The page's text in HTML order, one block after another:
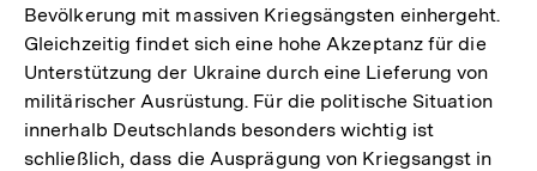
Bevölkerung mit massiven Kriegsängsten einhergeht.
Gleichzeitig findet sich eine hohe Akzeptanz für die
Unterstützung der Ukraine durch eine Lieferung von
militärischer Ausrüstung. Für die politische Situation
innerhalb Deutschlands besonders wichtig ist
schließlich, dass die Ausprägung von Kriegsangst in